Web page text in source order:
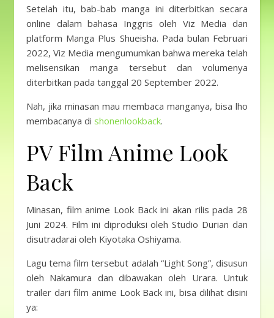
Setelah itu, bab-bab manga ini diterbitkan secara
online dalam bahasa Inggris oleh Viz Media dan
platform Manga Plus Shueisha. Pada bulan Februari
2022, Viz Media mengumumkan bahwa mereka telah
melisensikan manga tersebut dan volumenya
diterbitkan pada tanggal 20 September 2022.
Nah, jika minasan mau membaca manganya, bisa lho
membacanya di shonenlookback.
PV Film Anime Look
Back
Minasan, film anime Look Back ini akan rilis pada 28
Juni 2024. Film ini diproduksi oleh Studio Durian dan
disutradarai oleh Kiyotaka Oshiyama.
Lagu tema film tersebut adalah “Light Song”, disusun
oleh Nakamura dan dibawakan oleh Urara. Untuk
trailer dari film anime Look Back ini, bisa dilihat disini
ya: